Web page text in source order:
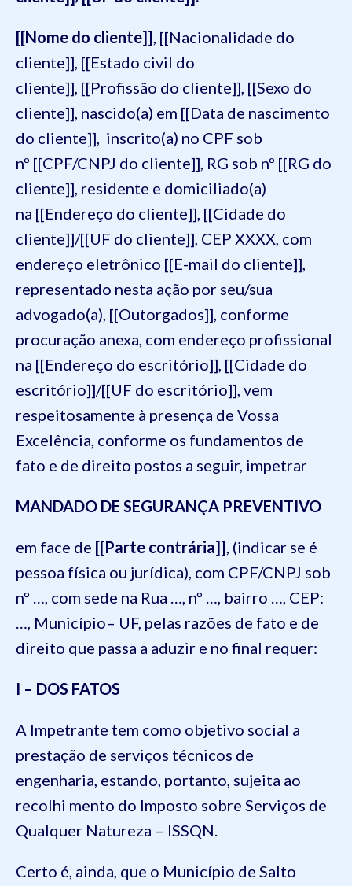
[[Nome do cliente]], [[Nacionalidade do
cliente]], [[Estado civil do
cliente]], [[Profissão do cliente]], [[Sexo do
cliente]], nascido(a) em [[Data de nascimento
do cliente]], inscrito(a) no CPF sob
nº [[CPF/CNPJ do cliente]], RG sob nº [[RG do
cliente]], residente e domiciliado(a)
na [[Endereço do cliente]], [[Cidade do
cliente]]/[[UF do cliente]], CEP XXXX, com
endereço eletrônico [[E-mail do cliente]],
representado nesta ação por seu/sua
advogado(a), [[Outorgados]], conforme
procuração anexa, com endereço profissional
na [[Endereço do escritório]], [[Cidade do
escritório]]/[[UF do escritório]], vem
respeitosamente à presença de Vossa
Excelência, conforme os fundamentos de
fato e de direito postos a seguir, impetrar
MANDADO DE SEGURANÇA PREVENTIVO
em face de [[Parte contrária]], (indicar se é
pessoa física ou jurídica), com CPF/CNPJ sob
nº …, com sede na Rua …, nº …, bairro …, CEP:
…, Município– UF, pelas razões de fato e de
direito que passa a aduzir e no final requer:
I – DOS FATOS
A Impetrante tem como objetivo social a
prestação de serviços técnicos de
engenharia, estando, portanto, sujeita ao
recolhi mento do Imposto sobre Serviços de
Qualquer Natureza – ISSQN.
Certo é, ainda, que o Município de Salto